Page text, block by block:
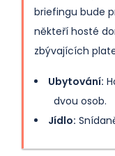
briefingu bude
někteří hosté
zbývajících
Ubytování:
dvou osob.
Jídlo: